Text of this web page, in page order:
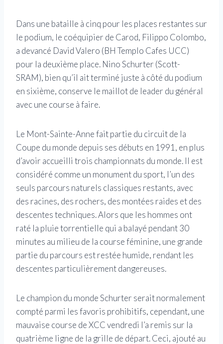
Dans une bataille à cinq pour les places restantes sur
le podium, le coéquipier de Carod, Filippo Colombo,
a devancé David Valero (BH Templo Cafes UCC)
pour la deuxième place. Nino Schurter (Scott-
SRAM), bien qu’il ait terminé juste à côté du podium
en sixième, conserve le maillot de leader du général
avec une course à faire.
Le Mont-Sainte-Anne fait partie du circuit de la
Coupe du monde depuis ses débuts en 1991, en plus
d’avoir accueilli trois championnats du monde. Il est
considéré comme un monument du sport, l’un des
seuls parcours naturels classiques restants, avec
des racines, des rochers, des montées raides et des
descentes techniques. Alors que les hommes ont
raté la pluie torrentielle qui a balayé pendant 30
minutes au milieu de la course féminine, une grande
partie du parcours est restée humide, rendant les
descentes particulièrement dangereuses.
Le champion du monde Schurter serait normalement
compté parmi les favoris prohibitifs, cependant, une
mauvaise course de XCC vendredi l’a remis sur la
quatrième ligne de la grille de départ. Ceci, ajouté au